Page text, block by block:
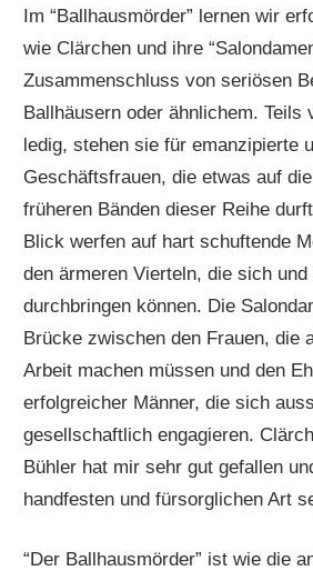
Im “Ballhausmörder” lernen wir
wie Clärchen und ihre
Zusammenschluss von seriösen
Ballhäusern oder ähnlichem. Teils
ledig, stehen sie für emanzipierte
Geschäftsfrauen, die etwas auf
früheren Bänden dieser Reihe
Blick werfen auf hart schuftende
den ärmeren Vierteln, die sich
durchbringen können. Die
Brücke zwischen den Frauen, die
Arbeit machen müssen und den
erfolgreicher Männer, die sich
gesellschaftlich engagieren.
Bühler hat mir sehr gut gefallen
handfesten und fürsorglichen Art
“Der Ballhausmörder” ist wie die